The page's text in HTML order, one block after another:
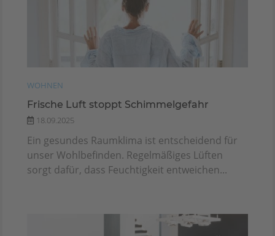
WOHNEN
Frische Luft stoppt Schimmelgefahr
18.09.2025
Ein gesundes Raumklima ist entscheidend für
unser Wohlbefinden. Regelmäßiges Lüften
sorgt dafür, dass Feuchtigkeit entweichen...